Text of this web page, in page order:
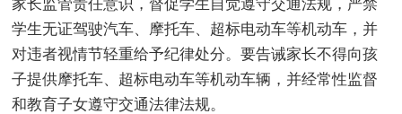
家长监管责任意识，督促学生自觉遵守交通法规，严禁
学生无证驾驶汽车、摩托车、超标电动车等机动车，并
对违者视情节轻重给予纪律处分。要告诫家长不得向孩
子提供摩托车、超标电动车等机动车辆，并经常性监督
和教育子女遵守交通法律法规。